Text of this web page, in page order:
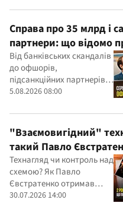
справи
Справа про 35 млрд і
партнери: що відомо
інтереси Сергія
"Родовід Банку" до
Від банківських скандалів
до офшорів,
підсанкційних партнерів і
кримінальних проваджень
Дядечка й досі
простягаються через
Україну та кілька
іноземних юрисдикцій
5.08.2026 08:00
"Взаємовигідний"
такий Павло
ФОП отримав доступ
мільйонів?
Технагляд чи контроль над
схемою? Як Павло
Євстратенко отримав
мільйонні підряди
30.07.2026 14:00